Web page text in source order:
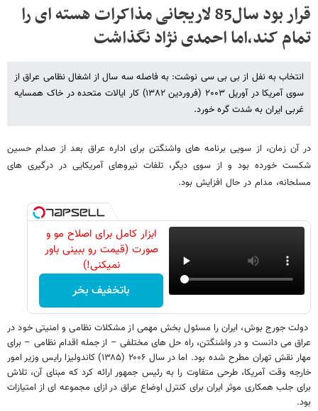
قرار بود سال85 لاریجانی مذاکرات هسته ای را
تمام کند،اما احمدی نژاد نگذاشت
انتخاب به نفل از بی بی سی نوشت: به فاصله سه سال از اشغال نظامی عراق از
سوی آمریکا در آوریل ۲۰۰۳ (فروردین ۱۳۸۲) کار ایالات متحده در خاک همسایه
غربی ایران به شدت گره خورد.
در آن زمان، از سویی برنامه های واشنگتن برای اداره عراق بعد از صدام حسین
شکست خورده بود و از سوی دیگر، تلفات نیروهای آمریکایی در درگیری های
مسلحانه، مدام در حال افزایش بود.
ابزار کامل برای اصلاح مو و
صورت (قیمت رو ببینی باور
نمیکنی!)
باتخفیف بخر
دولت جورج بوش، ایران را مسئول بخش مهمی از مشکلات نظامی و امنیتی خود در
عراق می دانست و در واشنگتن، راه حل های مختلفی – از جمله اقدام نظامی – برای
مهار نقش تهران مطرح شده بود. اما در سال ۲۰۰۶ (۱۳۸۵) کاندولیزا رایس وزیر امور
خارجه وقت آمریکا، طرحی متفاوت را به رئیس جمهور ارائه کرد که مبنای آن، تلاش
برای جلب همکاری موثر ایران برای کنترل اوضاع عراق در ازای مجموعه ای از امتیازات
بود.